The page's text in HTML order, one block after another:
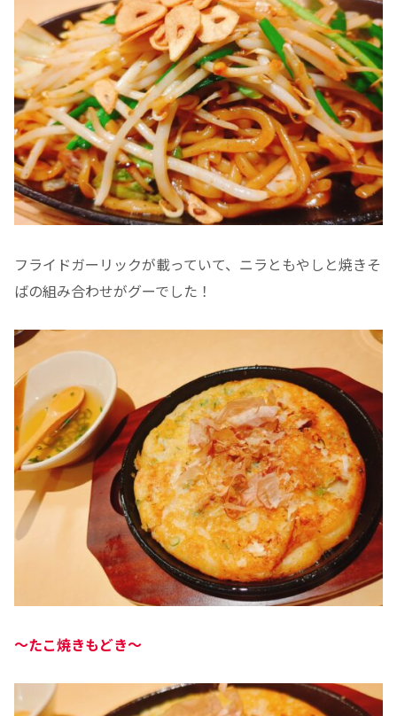
フライドガーリックが載っていて、ニラともやしと焼きそ
ばの組み合わせがグーでした！
～たこ焼きもどき～